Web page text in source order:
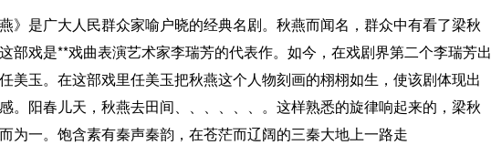
》是广大人民群众家喻户晓的经典名剧。秋燕而闻名，群众中有看了梁秋
部戏是**戏曲表演艺术家李瑞芳的代表作。如今，在戏剧界第二个李瑞芳出
美玉。在这部戏里任美玉把秋燕这个人物刻画的栩栩如生，使该剧体现出
。阳春儿天，秋燕去田间、、、、、、。这样熟悉的旋律响起来的，梁秋
为一。饱含素有秦声秦韵，在苍茫而辽阔的三秦大地上一路走